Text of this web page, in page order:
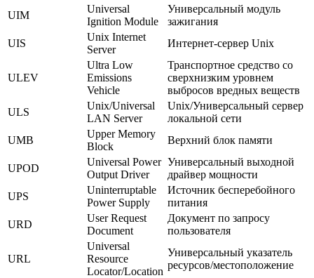
UIM
Universal
Ignition Module
Универсальный модуль
зажигания
UIS
Unix Internet
Server
Интернет-сервер Unix
ULEV
Ultra Low
Emissions
Vehicle
Транспортное средство со
сверхнизким уровнем
выбросов вредных веществ
ULS
Unix/Universal
LAN Server
Unix/Универсальный сервер
локальной сети
UMB
Upper Memory
Block
Верхний блок памяти
UPOD
Universal Power
Output Driver
Универсальный выходной
драйвер мощности
UPS
Uninterruptable
Power Supply
Источник бесперебойного
питания
URD
User Request
Document
Документ по запросу
пользователя
URL
Universal
Resource
Locator/Location
Универсальный указатель
ресурсов/местоположение